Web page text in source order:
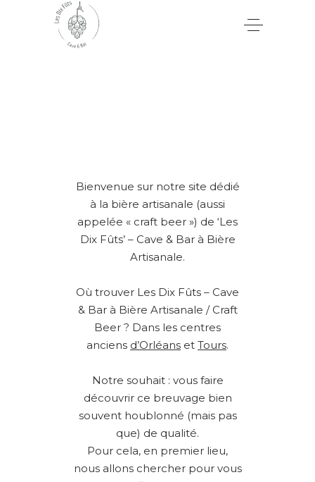
Bienvenue sur notre site dédié
à la bière artisanale (aussi
appelée « craft beer ») de ‘Les
Dix Fûts’ – Cave & Bar à Bière
Artisanale.
Où trouver Les Dix Fûts – Cave
& Bar à Bière Artisanale / Craft
Beer ? Dans les centres
anciens d’Orléans et Tours.
Notre souhait : vous faire
découvrir ce breuvage bien
souvent houblonné (mais pas
que) de qualité.
Pour cela, en premier lieu,
nous allons chercher pour vous